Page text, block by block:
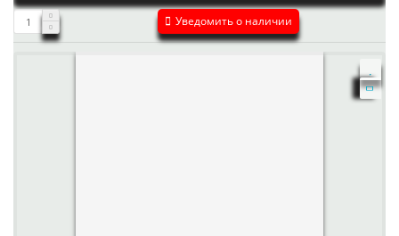
Уведомить о наличии